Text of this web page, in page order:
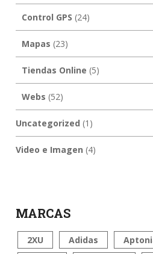
Control GPS (24)
Mapas (23)
Tiendas Online (5)
Webs (52)
Uncategorized (1)
Video e Imagen (4)
MARCAS
2XU Adidas